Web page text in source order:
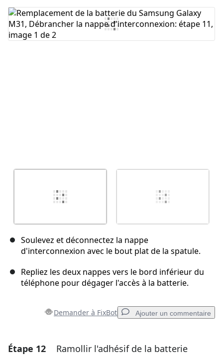
Ajouter un commentaire
Soulevez et déconnectez la nappe
d'interconnexion avec le bout plat de la spatule.
Repliez les deux nappes vers le bord inférieur du
téléphone pour dégager l'accès à la batterie.
Demander à FixBot Ajouter un commentaire
Ajouter un commentaire
Étape 12 Ramollir l'adhésif de la batterie